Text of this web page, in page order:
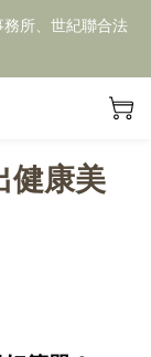
所、世紀聯合法
健康美